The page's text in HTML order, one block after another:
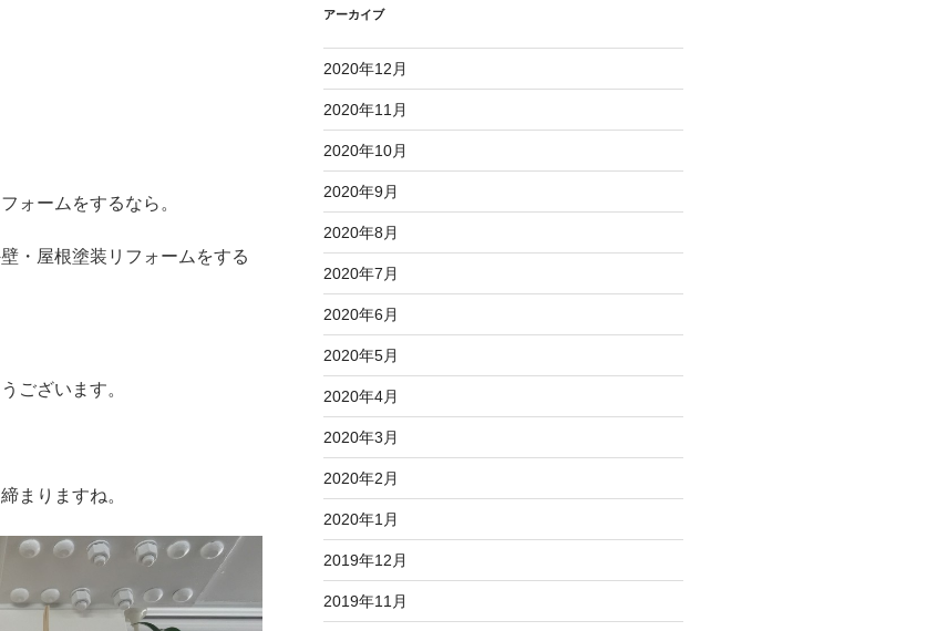
ォームをするなら。
・屋根塗装リフォームをする
ございます。
まりますね。
アーカイブ
2020年12月
2020年11月
2020年10月
2020年9月
2020年8月
2020年7月
2020年6月
2020年5月
2020年4月
2020年3月
2020年2月
2020年1月
2019年12月
2019年11月